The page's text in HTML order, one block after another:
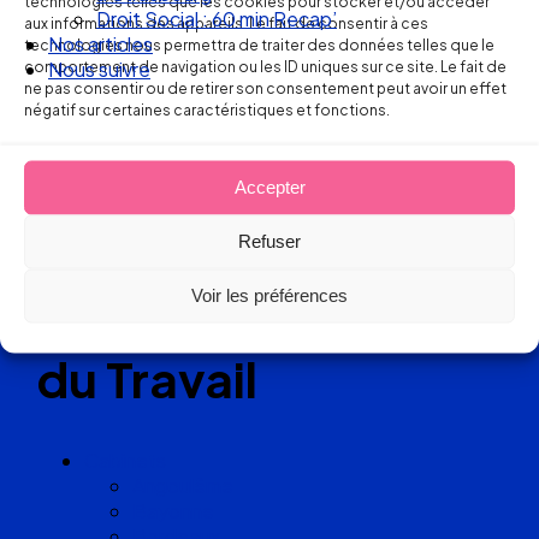
aux informations des appareils. Le fait de consentir à ces
technologies nous permettra de traiter des données telles que le
comportement de navigation ou les ID uniques sur ce site. Le fait de
ne pas consentir ou de retirer son consentement peut avoir un effet
négatif sur certaines caractéristiques et fonctions.
Accepter
Refuser
Voir les préférences
Droit Social : 60 min Recap’
Nos articles
Nous suivre
Réseau
de cabinets
d’avocats
en Droit
du Travail